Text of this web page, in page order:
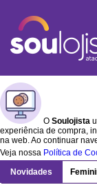
O Soulojista
experiência de compra,
na web. Ao continuar
Veja nossa Política de
Novidades